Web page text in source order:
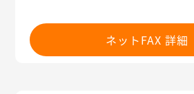
ネットFAX 詳細